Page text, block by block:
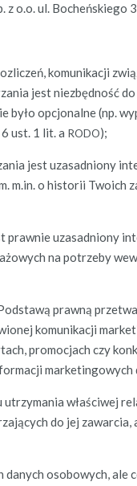
z o.o. ul. Bocheńskiego
komu­nikacji
jest niezbęd­ność
było opcjon­alne (np.
ust. 1 lit. a RODO);
jest uza­sad­niony
m.in. o his­torii Twoich
uza­sad­niony
na potrze­by
prawną
komu­nikacji
pro­moc­jach czy
utrzy­ma­nia właś­ci­wej
do jej
osobowych, ale